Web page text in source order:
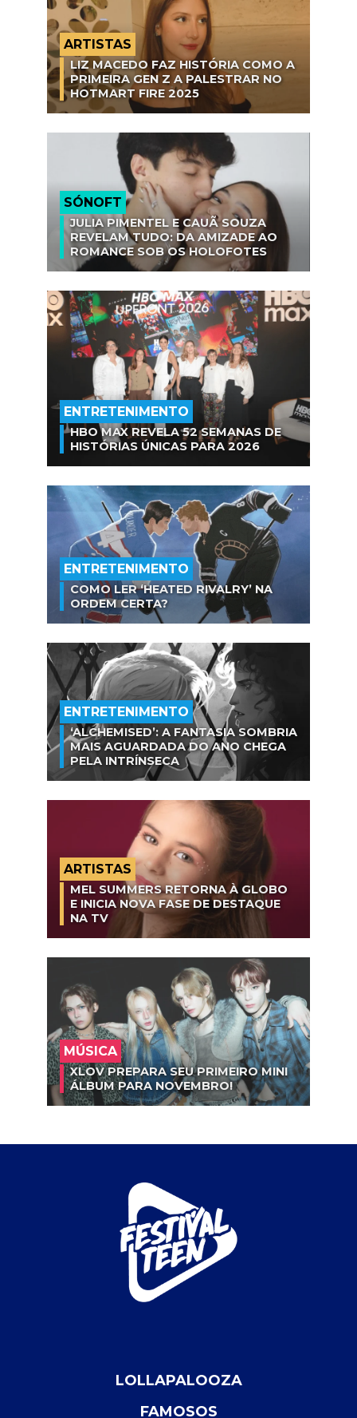
ARTISTAS
LIZ MACEDO FAZ HISTÓRIA COMO A
PRIMEIRA GEN Z A PALESTRAR NO
HOTMART FIRE 2025
SÓNOFT
JULIA PIMENTEL E CAUÃ SOUZA
REVELAM TUDO: DA AMIZADE AO
ROMANCE SOB OS HOLOFOTES
ENTRETENIMENTO
HBO MAX REVELA 52 SEMANAS DE
HISTÓRIAS ÚNICAS PARA 2026
ENTRETENIMENTO
COMO LER ‘HEATED RIVALRY’ NA
ORDEM CERTA?
ENTRETENIMENTO
‘ALCHEMISED’: A FANTASIA SOMBRIA
MAIS AGUARDADA DO ANO CHEGA
PELA INTRÍNSECA
ARTISTAS
MEL SUMMERS RETORNA À GLOBO
E INICIA NOVA FASE DE DESTAQUE
NA TV
MÚSICA
XLOV PREPARA SEU PRIMEIRO MINI
ÁLBUM PARA NOVEMBRO!
LOLLAPALOOZA
FAMOSOS